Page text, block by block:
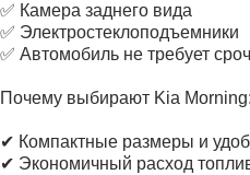
✅ Камера заднего вида
✅ Электростеклоподъемники
✅ Автомобиль не требует
Почему выбирают Kia Morning:
✔ Компактные размеры и
✔ Экономичный расход